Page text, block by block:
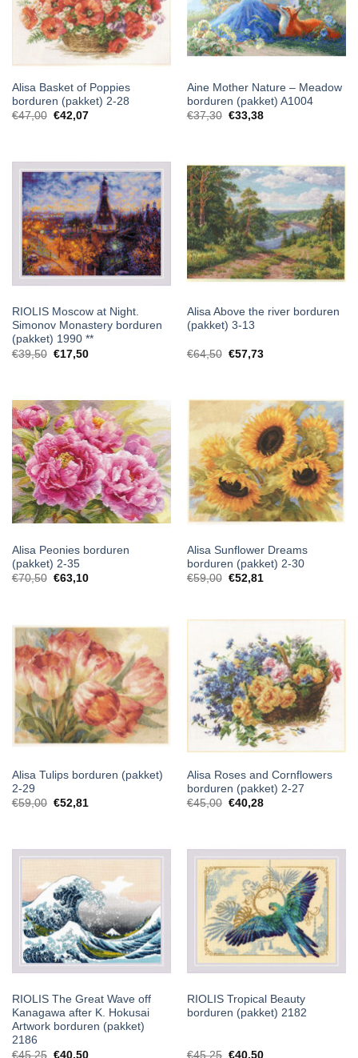
Alisa Basket of Poppies
borduren (pakket) 2-28
€47,00 €42,07
Aine Mother Nature – Meadow
borduren (pakket) A1004
€37,30 €33,38
RIOLIS Moscow at Night.
Simonov Monastery borduren
(pakket) 1990 **
€39,50 Oorspronkelijke
€17,50Huidige
Alisa Above the river borduren
(pakket) 3-13
€64,50 €57,73
Alisa Peonies borduren
(pakket) 2-35
€70,50 €63,10
Alisa Sunflower Dreams
borduren (pakket) 2-30
€59,00 €52,81
Alisa Tulips borduren (pakket)
2-29
€59,00 €52,81
Alisa Roses and Cornflowers
borduren (pakket) 2-27
€45,00 €40,28
RIOLIS The Great Wave off
Kanagawa after K. Hokusai
Artwork borduren (pakket)
2186
€45,25 €40,50
RIOLIS Tropical Beauty
borduren (pakket) 2182
€45,25 €40,50